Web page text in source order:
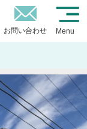
お問い合わせ Menu